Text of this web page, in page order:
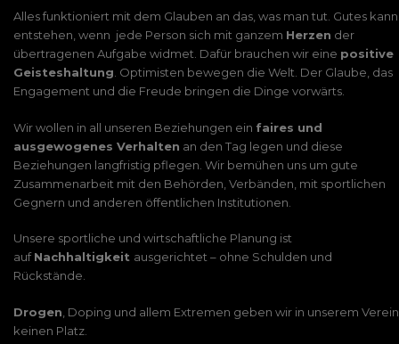
Alles funktioniert mit dem Glauben an das, was man tut. Gutes kann
entstehen, wenn jede Person sich mit ganzem Herzen der
übertragenen Aufgabe widmet. Dafür brauchen wir eine positive
Geisteshaltung . Optimisten bewegen die Welt. Der Glaube, das
Engagement und die Freude bringen die Dinge vorwärts.
Wir wollen in all unseren Beziehungen ein faires und
ausgewogenes Verhalten an den Tag legen und diese
Beziehungen langfristig pflegen. Wir bemühen uns um gute
Zusammenarbeit mit den Behörden, Verbänden, mit sportlichen
Gegnern und anderen öffentlichen Institutionen.
Unsere sportliche und wirtschaftliche Planung ist
aufNachhaltigkeit ausgerichtet – ohne Schulden und
Rückstände.
Drogen , Doping und allem Extremen geben wir in unserem Verein
keinen Platz.